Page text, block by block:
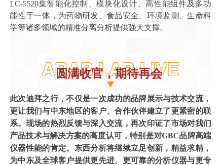
LC-5520集智能化控制、模块化设计、高性能组件及多功
能性于一体，为药物研发、食品安全、环境监测、生命科
学等诸多领域的精准分离分析提供强大支撑。
ARAB LAB LIVE
圆满收官，期待再会
此次迪拜之行，不仅是一次成功的品牌展示与技术交流，
更让我们与中东地区的客户、合作伙伴建立了更紧密的联
系。现场的热烈反馈与深入交流，再次印证了市场对我们
产品技术与解决方案的高度认可，特别是对GBC品牌高端
仪器性能的肯定。东西分析将继续立足创新，精益求精，
为中东及全球客户提供更先进、更可靠的分析仪器与更专